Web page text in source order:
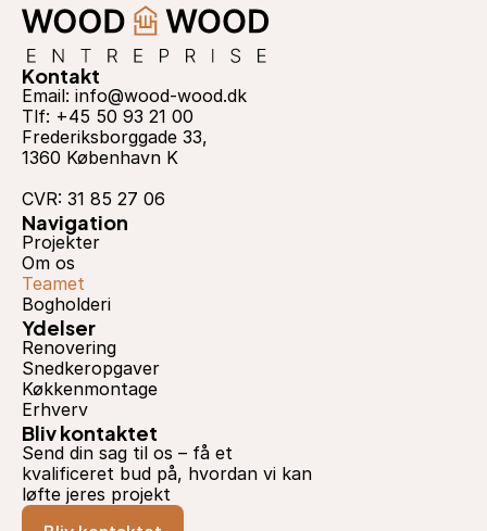
Kontakt
Email: info@wood-wood.dk
Tlf: +45 50 93 21 00
Frederiksborggade 33,
1360 København K
CVR: 31 85 27 06
Navigation
Projekter
Om os
Teamet
Bogholderi
Ydelser
Renovering
Snedkeropgaver
Køkkenmontage
Erhverv
Bliv kontaktet
Send din sag til os – få et
kvalificeret bud på, hvordan vi kan
løfte jeres projekt